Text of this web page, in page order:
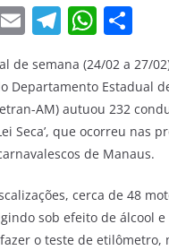
E
ai
l
T
e
gr
a
m
W
at
s
A
p
p
ar
e
de semana (24/02 a 27/
Departamento Estadual
AM) autuou 232
Seca’, que ocorreu nas
de Manaus.
cerca de 48
sob efeito de álcool e
o teste de etilômetro,